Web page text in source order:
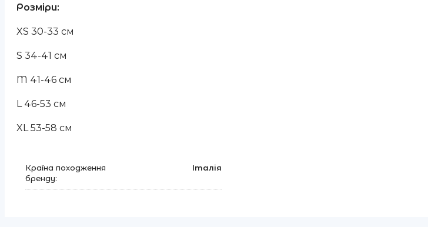
Розміри:
XS 30-33 см
S 34-41 см
M 41-46 см
L 46-53 см
XL 53-58 см
Країна походження
бренду:
Італія